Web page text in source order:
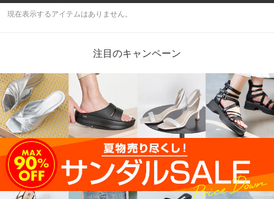
現在表示するアイテムはありません。
注目のキャンペーン